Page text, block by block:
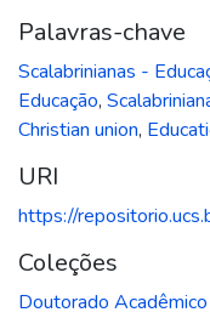
Palavras-chave
Scalabrinianas -
Educação,
Christian union,
URI
https://
Coleções
Doutorado